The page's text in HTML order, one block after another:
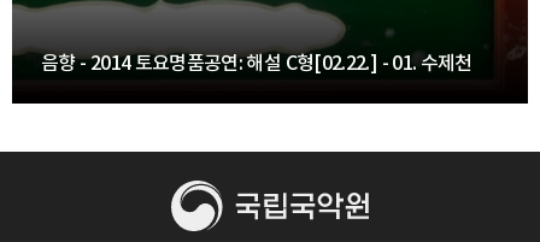
음향 - 2014 토요명품공연: 해설 C형[02.22.] - 01. 수제천